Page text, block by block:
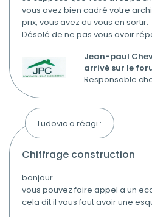
vous avez bien cadré votre
prix, vous avez du vous en sortir.
Désolé de ne pas vous avoir
Jean-paul
arrivé sur le
Responsable
Ludovic a réagi :
chiffrage construction
bonjour
vous pouvez faire appel a un
cela dit il vous faut avoir une